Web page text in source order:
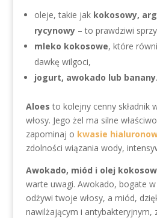
oleje, takie jak kokosowy,
rycynowy– to prawdziwi
mleko kokosowe, które
dawkę wilgoci,
jogurt, awokado lub banany.
Aloes to kolejny cenny składnik
włosy. Jego żel ma silne
zapominaj o kwasie
zdolności wiązania wody,
Awokado, miód i olej
warte uwagi. Awokado, bogate
odżywi twoje włosy, a miód,
nawilżającym i antybakteryjnym,